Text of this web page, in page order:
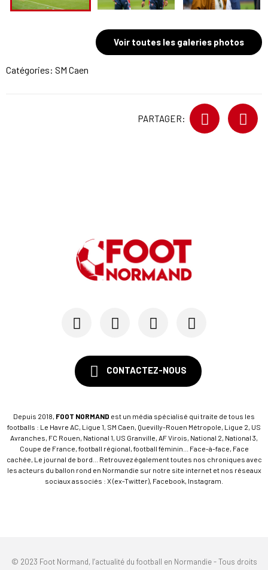
Voir toutes les galeries photos
Catégories: SM Caen
PARTAGER:
CONTACTEZ-NOUS
Depuis 2018, FOOT NORMAND est un média spécialisé qui traite de tous les
footballs : Le Havre AC, Ligue 1, SM Caen, Quevilly-Rouen Métropole, Ligue 2, US
Avranches, FC Rouen, National 1, US Granville, AF Virois, National 2, National 3,
Coupe de France, football régional, football féminin... Face-à-face, Face
cachée, Le journal de bord... Retrouvez également toutes nos chroniques avec
les acteurs du ballon rond en Normandie sur notre site internet et nos réseaux
sociaux associés : X (ex-Twitter), Facebook, Instagram.
© 2023 Foot Normand, l’actualité du football en Normandie - Tous droits